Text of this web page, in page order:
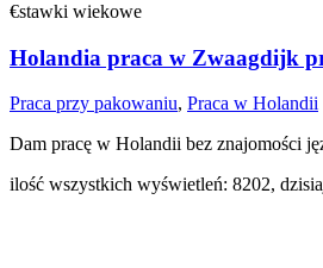
€stawki wiekowe
Holandia praca w Zwaagdijk
Praca przy pakowaniu, Praca w Holandii
Dam pracę w Holandii bez znajomości
ilość wszystkich wyświetleń: 8202,